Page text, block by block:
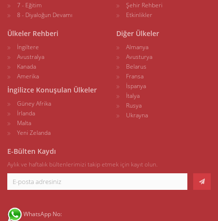
7 - Eğitim
8 - Diyaloğun Devamı
Şehir Rehberi
Etkinlikler
Ülkeler Rehberi
İngiltere
Avustralya
Kanada
Amerika
İngilizce Konuşulan Ülkeler
Güney Afrika
İrlanda
Malta
Yeni Zelanda
Diğer Ülkeler
Almanya
Avusturya
Belarus
Fransa
İspanya
İtalya
Rusya
Ukrayna
E-Bülten Kaydı
Aylık ve haftalık bültenlerimizi takip etmek için kayıt olun.
WhatsApp No: